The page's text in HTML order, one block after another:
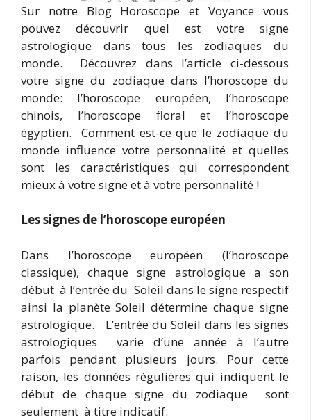
Sur notre Blog Horoscope et Voyance vous
pouvez découvrir quel est votre signe
astrologique dans tous les zodiaques du
monde. Découvrez dans l’article ci-dessous
votre signe du zodiaque dans l’horoscope du
monde: l’horoscope européen, l’horoscope
chinois, l’horoscope floral et l’horoscope
égyptien. Comment est-ce que le zodiaque du
monde influence votre personnalité et quelles
sont les caractéristiques qui correspondent
mieux à votre signe et à votre personnalité !
Les signes de l’horoscope européen
Dans l’horoscope européen (l’horoscope
classique), chaque signe astrologique a son
début à l’entrée du Soleil dans le signe respectif
ainsi la planète Soleil détermine chaque signe
astrologique. L’entrée du Soleil dans les signes
astrologiques varie d’une année à l’autre
parfois pendant plusieurs jours. Pour cette
raison, les données régulières qui indiquent le
début de chaque signe du zodiaque sont
seulement à titre indicatif.